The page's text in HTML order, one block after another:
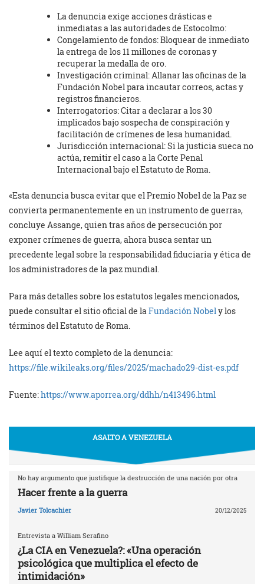
La denuncia exige acciones drásticas e
inmediatas a las autoridades de Estocolmo:
Congelamiento de fondos: Bloquear de inmediato
la entrega de los 11 millones de coronas y
recuperar la medalla de oro.
Investigación criminal: Allanar las oficinas de la
Fundación Nobel para incautar correos, actas y
registros financieros.
Interrogatorios: Citar a declarar a los 30
implicados bajo sospecha de conspiración y
facilitación de crímenes de lesa humanidad.
Jurisdicción internacional: Si la justicia sueca no
actúa, remitir el caso a la Corte Penal
Internacional bajo el Estatuto de Roma.
«Esta denuncia busca evitar que el Premio Nobel de la Paz se
convierta permanentemente en un instrumento de guerra»,
concluye Assange, quien tras años de persecución por
exponer crímenes de guerra, ahora busca sentar un
precedente legal sobre la responsabilidad fiduciaria y ética de
los administradores de la paz mundial.
Para más detalles sobre los estatutos legales mencionados,
puede consultar el sitio oficial de la Fundación Nobel y los
términos del Estatuto de Roma.
Lee aquí el texto completo de la denuncia:
https://file.wikileaks.org/files/2025/machado29-dist-es.pdf
Fuente:https://www.aporrea.org/ddhh/n413496.html
ASALTO A VENEZUELA
No hay argumento que justifique la destrucción de una nación por otra
Hacer frente a la guerra
Javier Tolcachier 20/12/2025
Entrevista a William Serafino
¿La CIA en Venezuela?: «Una operación
psicológica que multiplica el efecto de
intimidación»